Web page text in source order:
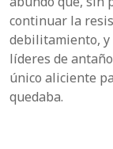
continuar la
debilitamiento, y
líderes de
único aliciente
quedaba.